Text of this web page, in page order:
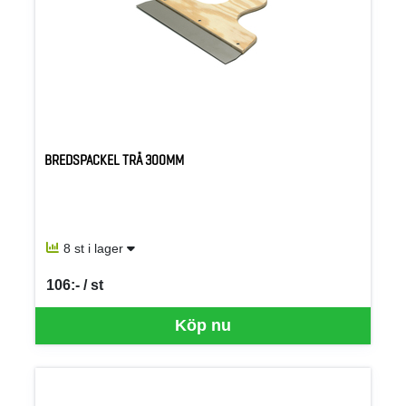
BREDSPACKEL TRÄ 300MM
8 st i lager
Köp nu
106:- / st
SEK per ST